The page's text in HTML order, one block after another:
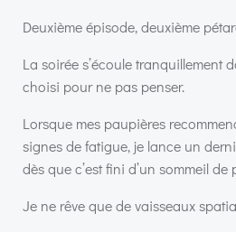
Deuxième épisode, deuxième
La soirée s’écoule tranquillement
choisi pour ne pas penser.
Lorsque mes paupières
signes de fatigue, je lance un
dès que c’est fini d’un sommeil de
Je ne rêve que de vaisseaux